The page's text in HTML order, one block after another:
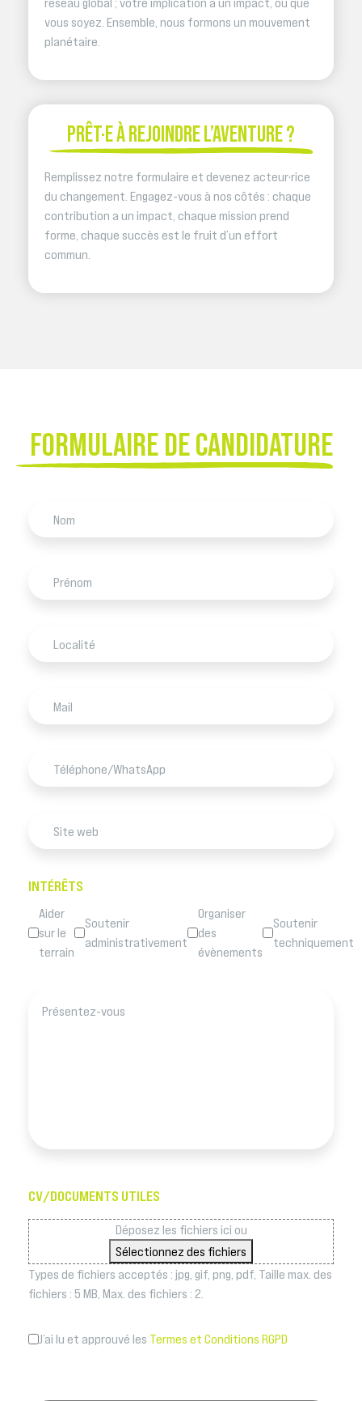
vous soyez. Ensemble, nous formons un mouvement
planétaire.
PRÊT·E À REJOINDRE L’AVENTURE ?
Remplissez notre formulaire et devenez acteur·rice
du changement. Engagez-vous à nos côtés : chaque
contribution a un impact, chaque mission prend
forme, chaque succès est le fruit d’un effort
commun.
FORMULAIRE DE CANDIDATURE
INTÉRÊTS
Aider
sur le
terrain
Soutenir
administrativement
Organiser
des
évènements
Soutenir
techniquement
CV/DOCUMENTS UTILES
Déposez les fichiers ici ou
Sélectionnez des fichiers
Types de fichiers acceptés : jpg, gif, png, pdf, Taille max. des
fichiers : 5 MB, Max. des fichiers : 2.
J’ai lu et approuvé les Termes et Conditions RGPD